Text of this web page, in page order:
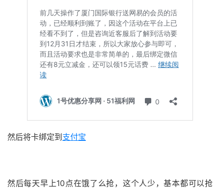
然后将卡绑定到 支付宝
然后每天早上10点在饿了么抢，这个人少，基本都可以抢